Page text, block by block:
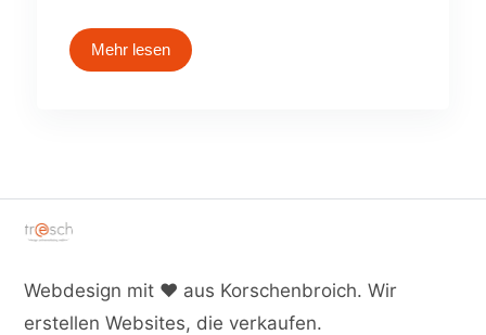
Mehr lesen
Webdesign mit ♥ aus Korschenbroich. Wir
erstellen Websites, die verkaufen.